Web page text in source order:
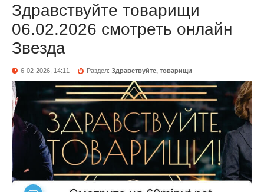
Здравствуйте товарищи
06.02.2026 смотреть онлайн
Звезда
6-02-2026, 14:11 Раздел:Здравствуйте, товарищи